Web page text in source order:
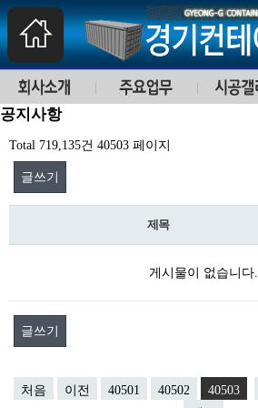
공지사항
Total 719,135건 40503 페이지
글쓰기
제목
게시물이 없습니다.
글쓰기
처음 이전 40501 40502 40503